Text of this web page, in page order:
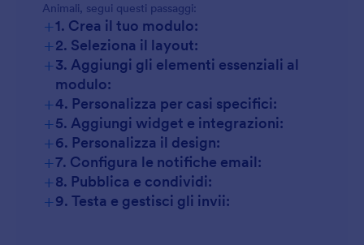
Animali, segui questi passaggi:
+1. Crea il tuo modulo:
+2. Seleziona il layout:
+3. Aggiungi gli elementi essenziali al
modulo:
+4. Personalizza per casi specifici:
+5. Aggiungi widget e integrazioni:
+6. Personalizza il design:
+7. Configura le notifiche email:
+8. Pubblica e condividi:
+9. Testa e gestisci gli invii: